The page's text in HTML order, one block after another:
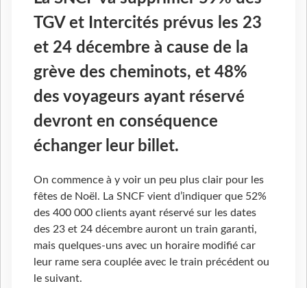
TGV et Intercités prévus les 23
et 24 décembre à cause de la
grève des cheminots, et 48%
des voyageurs ayant réservé
devront en conséquence
échanger leur billet.
On commence à y voir un peu plus clair pour les
fêtes de Noël. La SNCF vient d’indiquer que 52%
des 400 000 clients ayant réservé sur les dates
des 23 et 24 décembre auront un train garanti,
mais quelques-uns avec un horaire modifié car
leur rame sera couplée avec le train précédent ou
le suivant.